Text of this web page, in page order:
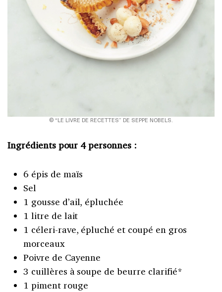
© “LE LIVRE DE RECETTES” DE SEPPE NOBELS.
Ingrédients pour 4 personnes :
6 épis de maïs
Sel
1 gousse d’ail, épluchée
1 litre de lait
1 céleri-rave, épluché et coupé en gros
morceaux
Poivre de Cayenne
3 cuillères à soupe de beurre clarifié*
1 piment rouge